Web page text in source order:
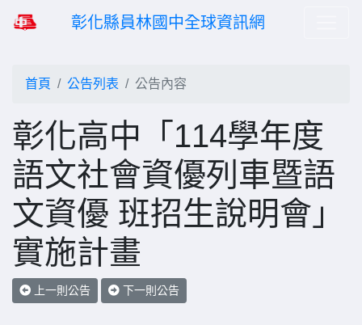
彰化縣員林國中全球資訊網
首頁 公告列表 公告內容
彰化高中「114學年度
語文社會資優列車暨語
文資優 班招生說明會」
實施計畫
上一則公告 下一則公告